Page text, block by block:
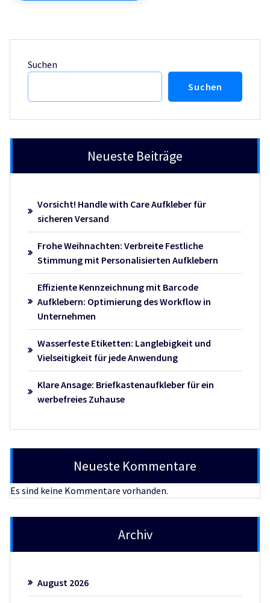
Suchen
Suchen
Neueste Beiträge
Vorsicht! Handle with Care Aufkleber für
sicheren Versand
Frohe Weihnachten: Verbreite Festliche
Stimmung mit Personalisierten Aufklebern
Effiziente Kennzeichnung mit Barcode
Aufklebern: Optimierung des Workflow in
Unternehmen
Wasserfeste Etiketten: Langlebigkeit und
Vielseitigkeit für jede Anwendung
Klare Ansage: Briefkastenaufkleber für ein
werbefreies Zuhause
Neueste Kommentare
Es sind keine Kommentare vorhanden.
Archiv
August 2026